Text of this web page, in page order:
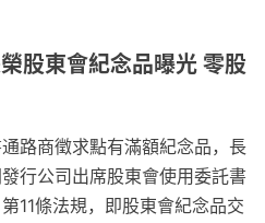
股東會紀念品曝光 零股
路商徵求點有滿額紀念品，長
行公司出席股東會使用委託書
11條法規，即股東會紀念品交